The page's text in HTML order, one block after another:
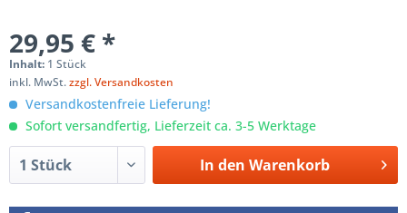
29,95 € *
Inhalt: 1 Stück
inkl. MwSt.zzgl. Versandkosten
Versandkostenfreie Lieferung!
Sofort versandfertig, Lieferzeit ca. 3-5 Werktage
In den Warenkorb